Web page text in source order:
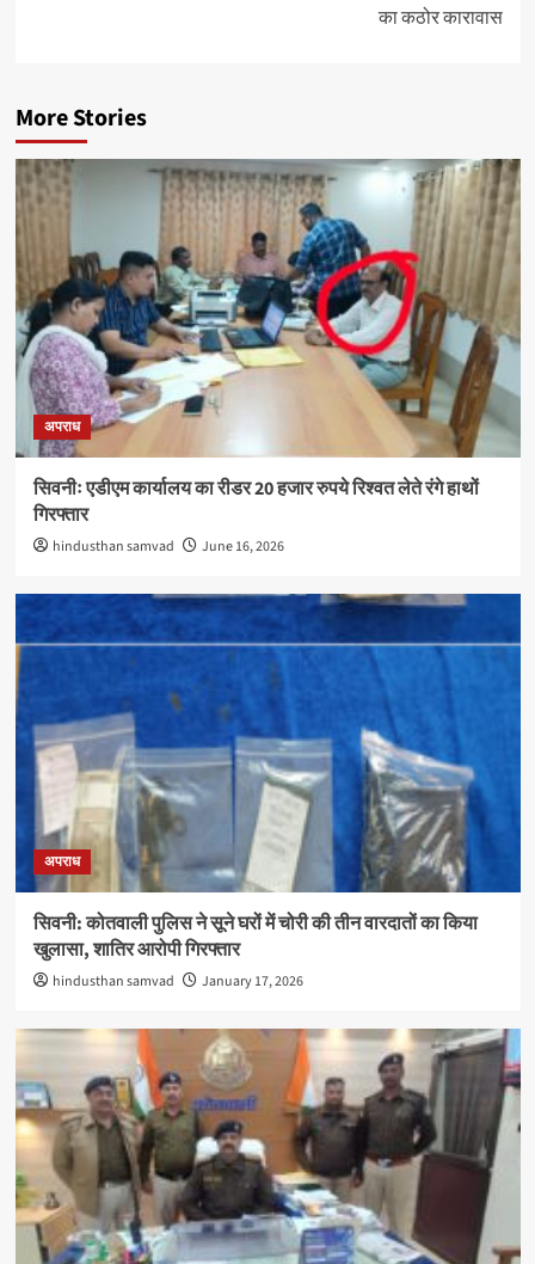
का कठोर कारावास
More Stories
अपराध
सिवनीः एडीएम कार्यालय का रीडर 20 हजार रुपये रिश्वत लेते रंगे हाथों
गिरफ्तार
hindusthan samvad June 16, 2026
अपराध
सिवनी: कोतवाली पुलिस ने सूने घरों में चोरी की तीन वारदातों का किया
खुलासा, शातिर आरोपी गिरफ्तार
hindusthan samvad January 17, 2026